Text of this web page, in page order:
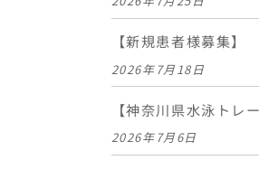
【新規患者様募集】
2026年7月18日
【神奈川県水泳トレ
2026年7月6日